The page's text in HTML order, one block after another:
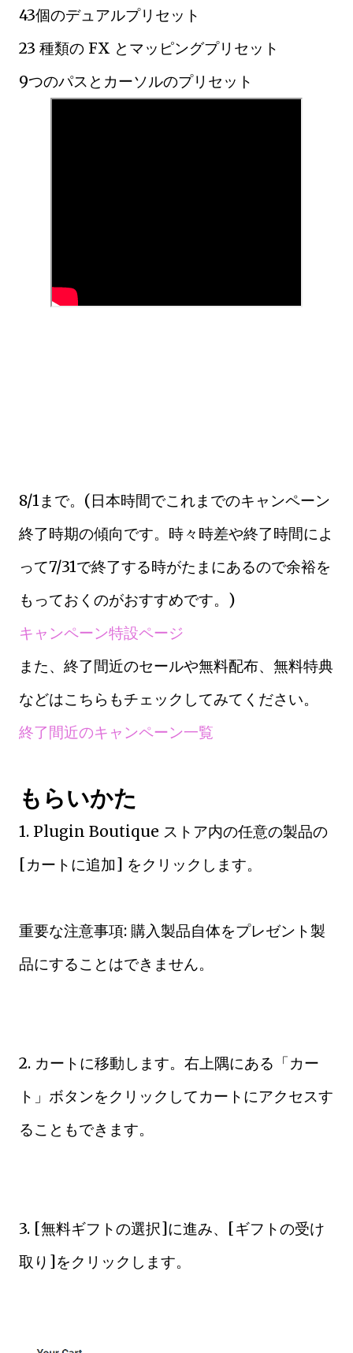
43個のデュアルプリセット
23 種類の FX とマッピングプリセット
9つのパスとカーソルのプリセット
8/1まで。(日本時間でこれまでのキャンペーン
終了時期の傾向です。時々時差や終了時間によ
って7/31で終了する時がたまにあるので余裕を
もっておくのがおすすめです。)
キャンペーン特設ページ
また、終了間近のセールや無料配布、無料特典
などはこちらもチェックしてみてください。
終了間近のキャンペーン一覧
もらいかた
1. Plugin Boutique ストア内の任意の製品の
[カートに追加] をクリックします。
重要な注意事項: 購入製品自体をプレゼント製
品にすることはできません。
2. カートに移動します。右上隅にある「カー
ト」ボタンをクリックしてカートにアクセスす
ることもできます。
3. [無料ギフトの選択]に進み、[ギフトの受け
取り]をクリックします。